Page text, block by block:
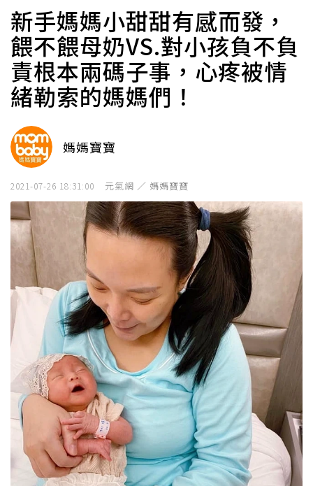
新手媽媽小甜甜有感而發，
餵不餵母奶VS.對小孩負不負
責根本兩碼子事，心疼被情
緒勒索的媽媽們！
媽媽寶寶
2021-07-26 18:31:00 元氣網 ／ 媽媽寶寶